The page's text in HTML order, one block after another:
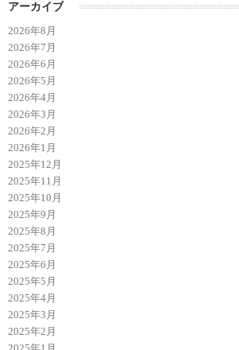
アーカイブ
2026年8月
2026年7月
2026年6月
2026年5月
2026年4月
2026年3月
2026年2月
2026年1月
2025年12月
2025年11月
2025年10月
2025年9月
2025年8月
2025年7月
2025年6月
2025年5月
2025年4月
2025年3月
2025年2月